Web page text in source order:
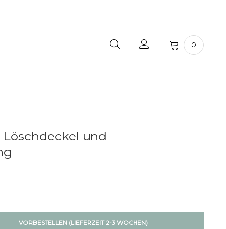
0
Löschdeckel und
VORBESTELLEN (LIEFERZEIT 2-3 WOCHEN)